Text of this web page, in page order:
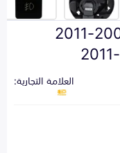
طقم كشاف جيب شيروكي 2005-2011
العلامة التجارية: